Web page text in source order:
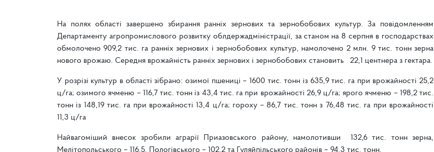
На полях області завершено збирання ранніх зернових та зернобобових культур. За повідомленням
Департаменту агропромислового розвитку облдержадміністрації, за станом на 8 серпня в господарствах
обмолочено 909,2 тис. га ранніх зернових і зернобобових культур, намолочено 2 млн. 9 тис. тонн зерна
нового врожаю. Середня врожайність ранніх зернових і зернобобових становить 22,1 центнера з гектара.
У розрізі культур в області зібрано: озимої пшениці – 1600 тис. тонн із 635,9 тис. га при врожайності 25,2
ц/га; озимого ячменю – 116,7 тис. тонн із 43,4 тис. га при врожайності 26,9 ц/га; ярого ячменю – 198,2 тис.
тонн із 148,19 тис. га при врожайності 13,4 ц/га; гороху – 86,7 тис. тонн з 76,48 тис. га при врожайності
11,3 ц/га
Найвагоміший внесок зробили аграрії Приазовського району, намолотивши 132,6 тис. тонн зерна,
Мелітопольського – 116,5, Пологівського – 102,2 та Гуляйпільського районів – 94,3 тис. тонн.